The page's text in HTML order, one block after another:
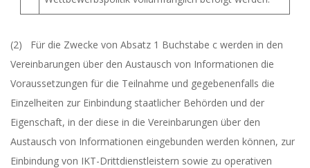
(2) Für die Zwecke von Absatz 1 Buchstabe c werden in den
Vereinbarungen über den Austausch von Informationen die
Voraussetzungen für die Teilnahme und gegebenenfalls die
Einzelheiten zur Einbindung staatlicher Behörden und der
Eigenschaft, in der diese in die Vereinbarungen über den
Austausch von Informationen eingebunden werden können, zur
Einbindung von IKT-Drittdienstleistern sowie zu operativen